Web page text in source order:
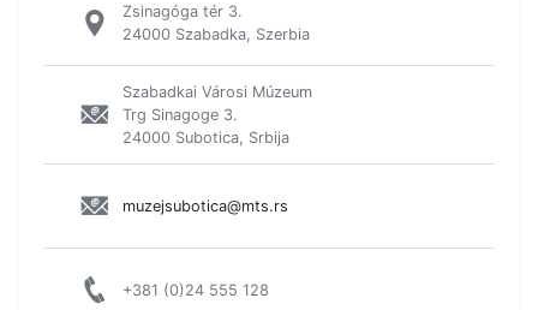
Zsinagóga tér 3.
24000 Szabadka, Szerbia
Szabadkai Városi Múzeum
Trg Sinagoge 3.
24000 Subotica, Srbija
muzejsubotica@mts.rs
+381 (0)24 555 128